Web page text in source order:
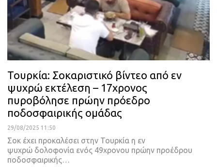
Τουρκία: Σοκαριστικό βίντεο από εν
ψυχρώ εκτέλεση – 17χρονος
πυροβόλησε πρώην πρόεδρο
ποδοσφαιρικής ομάδας
29/08/2025 11:50
Σοκ έχει προκαλέσει στην Τουρκία η εν
ψυχρώ δολοφονία ενός 49χρονου πρώην προέδρου
ποδοσφαιρικής…